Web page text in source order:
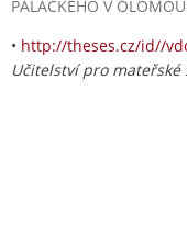
PALACKÉHO V
• http://theses.cz/id//
Učitelství pro mateřské